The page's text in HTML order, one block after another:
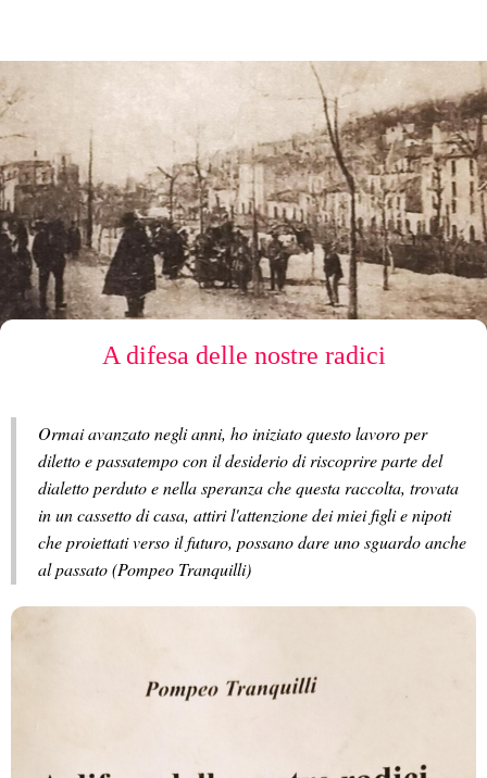
A difesa delle nostre radici
Ormai avanzato negli anni, ho iniziato questo lavoro per
diletto e passatempo con il desiderio di riscoprire parte del
dialetto perduto e nella speranza che questa raccolta, trovata
in un cassetto di casa, attiri l'attenzione dei miei figli e nipoti
che proiettati verso il futuro, possano dare uno sguardo anche
al passato (Pompeo Tranquilli)